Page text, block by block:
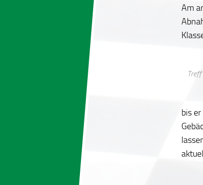
Am
Treff
bis